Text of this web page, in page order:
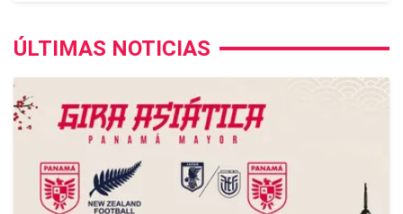
ÚLTIMAS NOTICIAS